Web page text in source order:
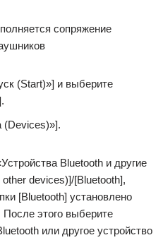
сопряжение
(Start)»] и выберите
(Devices)»].
Bluetooth и другие
devices)]/[Bluetooth],
[Bluetooth] установлено
этого выберите
или другое устройство